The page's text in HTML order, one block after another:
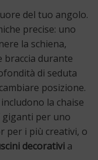
del tuo angolo.
precise: uno
la schiena,
braccia durante
di seduta
posizione.
la chaise
giganti per uno
per i più creativi, o
decorativi a